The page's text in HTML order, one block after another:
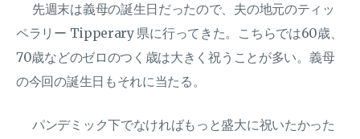
先週末は義母の誕生日だったので、夫の地元のティッ
ペラリー Tipperary 県に行ってきた。こちらでは60歳、
70歳などのゼロのつく歳は大きく祝うことが多い。義母
の今回の誕生日もそれに当たる。
パンデミック下でなければもっと盛大に祝いたかった